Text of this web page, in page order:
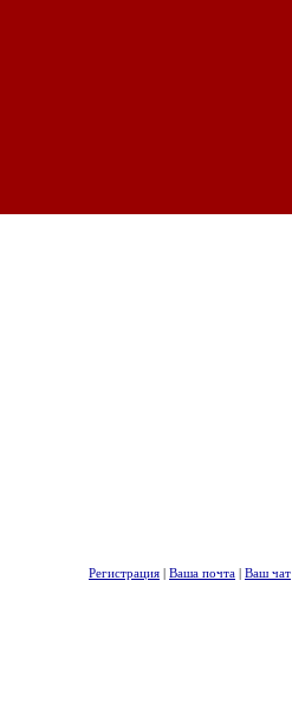
Регистрация | Ваша почта | Ваш чат